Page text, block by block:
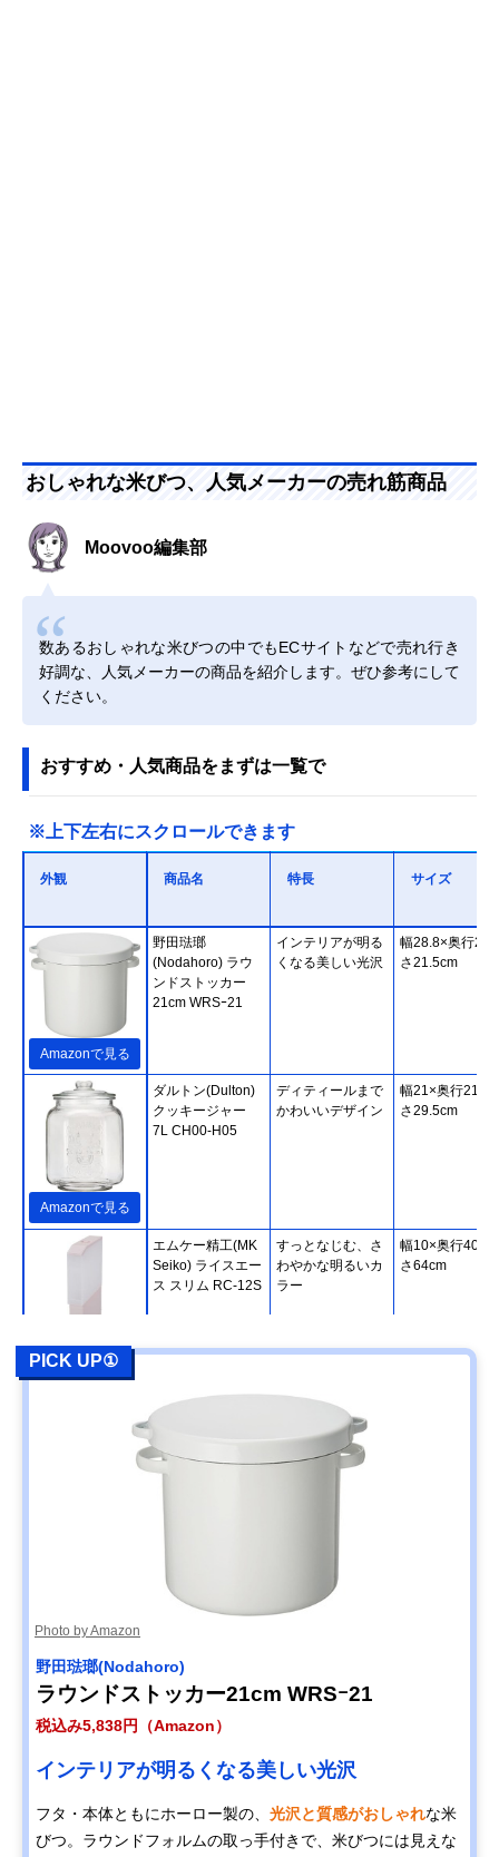
おしゃれな米びつ、人気メーカーの売れ筋商品
Moovoo編集部
数あるおしゃれな米びつの中でもECサイトなどで売れ行き
好調な、人気メーカーの商品を紹介します。ぜひ参考にして
ください。
おすすめ・人気商品をまずは一覧で
※上下左右にスクロールできます
外観 商品名 特長 サイズ
Amazonで見る
‎野田琺瑯
(Nodahoro) ラウ
ンドストッカー
21cm WRSｰ21
インテリアが明る
くなる美しい光沢
幅28.8×奥行
さ21.5cm
Amazonで見る
ダルトン(Dulton)
クッキージャー
7L CH00-H05
ディティールまで
かわいいデザイン
幅21×奥行21×高
さ29.5cm
Amazonで見る
エムケー精工(MK
Seiko) ライスエー
ス スリム RC-12S
すっとなじむ、さ
わやかな明るいカ
ラー
幅10×奥行
さ64cm
‎dinos(ディノス)
米びつ 900-
ディスプレイして
もかわいいホーロ
ーのような見た目
Amazonで見る
Amazonで見る
Seiko) 保冷米びつ
HRC-10S
Amazonで見る
(Yamazaki) タワー
密閉米びつ 10kg
スタイリッシュな
デザインでキッチ
ン下収納も可能
約幅19.7×奥行
30.7×高さ
PICK UP①
Photo by Amazon
‎野田琺瑯(Nodahoro)
ラウンドストッカー21cm WRSｰ21
税込み5,838円（Amazon）
インテリアが明るくなる美しい光沢
フタ・本体ともにホーロー製の、 光沢と質感がおしゃれな米
びつ。ラウンドフォルムの取っ手付きで、米びつには見えな